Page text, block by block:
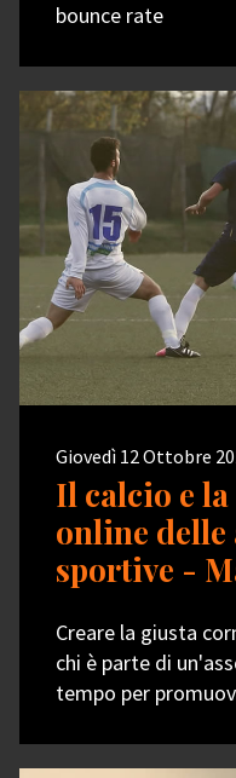
bounce rate
Giovedì 12 Ottobre
Il calcio e
online
sportive -
Creare la giusta
chi è parte di
tempo per